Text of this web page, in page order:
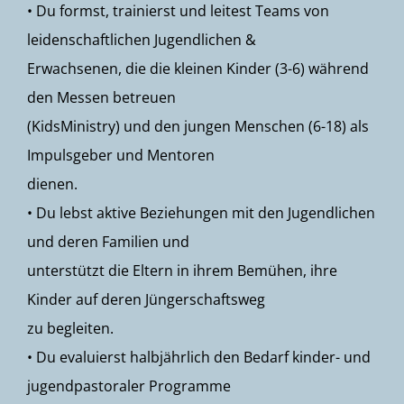
• Du formst, trainierst und leitest Teams von
leidenschaftlichen Jugendlichen &
Erwachsenen, die die kleinen Kinder (3-6) während
den Messen betreuen
(KidsMinistry) und den jungen Menschen (6-18) als
Impulsgeber und Mentoren
dienen.
• Du lebst aktive Beziehungen mit den Jugendlichen
und deren Familien und
unterstützt die Eltern in ihrem Bemühen, ihre
Kinder auf deren Jüngerschaftsweg
zu begleiten.
• Du evaluierst halbjährlich den Bedarf kinder- und
jugendpastoraler Programme